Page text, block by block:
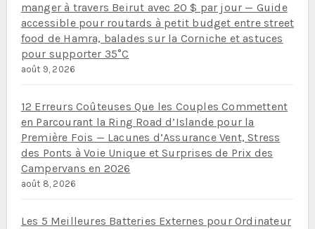
manger à travers Beirut avec 20 $ par jour — Guide
accessible pour routards à petit budget entre street
food de Hamra, balades sur la Corniche et astuces
pour supporter 35°C
août 9, 2026
12 Erreurs Coûteuses Que les Couples Commettent
en Parcourant la Ring Road d’Islande pour la
Première Fois — Lacunes d’Assurance Vent, Stress
des Ponts à Voie Unique et Surprises de Prix des
Campervans en 2026
août 8, 2026
Les 5 Meilleures Batteries Externes pour Ordinateur